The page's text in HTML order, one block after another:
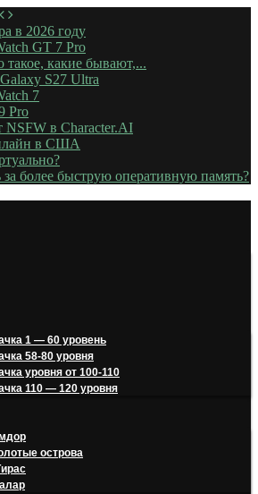
в 2026 году
GT 7 Pro
какие бывают,...
S27 Ultra
7
Pro
NSFW в Character.AI
в США
более быструю оперативную память?
1 — 60 уровень
58-80 уровня
уровня от 100-110
110 — 120 уровня
острова